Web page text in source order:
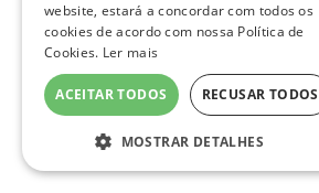
website, estará a concordar com todos os
cookies de acordo com nossa Política de
Cookies. Ler mais
ACEITAR TODOS RECUSAR TODOS
MOSTRAR DETALHES